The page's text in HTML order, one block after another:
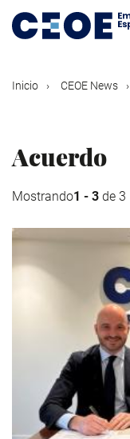
contenido
Inicio CEOE News
Acuerdo
Mostrando1 - 3 de 3